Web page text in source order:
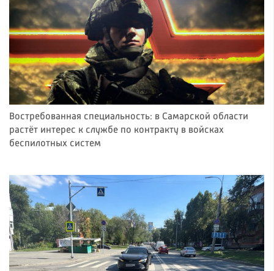
Востребованная специальность: в Самарской области
растёт интерес к службе по контракту в войсках
беспилотных систем